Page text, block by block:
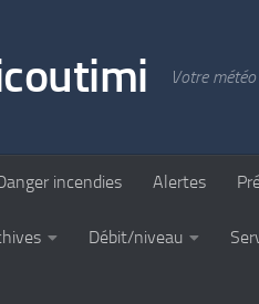
Votre
incendies Alertes
Débit/niveau